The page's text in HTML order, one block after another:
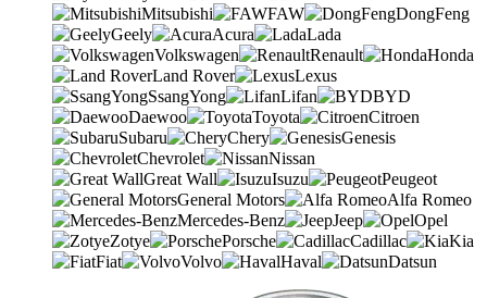
Mitsubishi
FAW
DongFeng
Geely
Acura
Lada
Volkswagen
Renault
Honda
Land Rover
Lexus
SsangYong
Lifan
BYD
Daewoo
Toyota
Citroen
Subaru
Chery
Genesis
Chevrolet
Nissan
Great Wall
Isuzu
Peugeot
General Motors
Alfa Romeo
Mercedes-Benz
Jeep
Opel
Zotye
Porsche Cadillac
Kia
Fiat
Volvo Haval Datsun